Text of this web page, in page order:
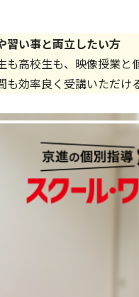
習い事と両立したい方
も高校生も、映像授業と
も効率良く受講いただけ